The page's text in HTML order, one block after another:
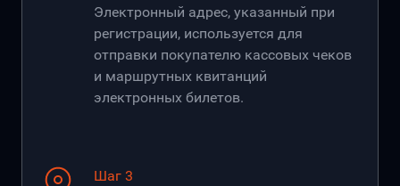
Электронный адрес, указанный при
регистрации, используется для
отправки покупателю кассовых чеков
и маршрутных квитанций
электронных билетов.
Шаг 3